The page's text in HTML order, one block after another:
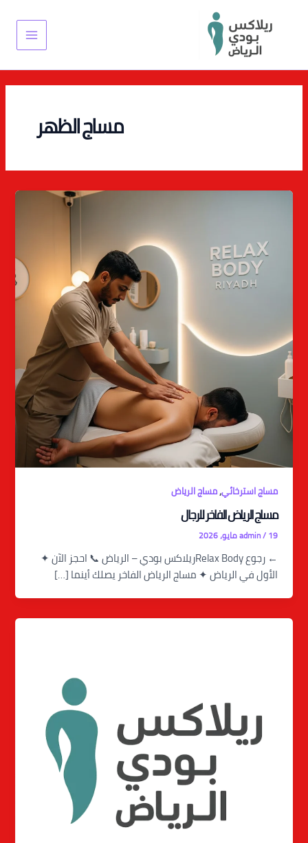
Main
Menu
مساج الظهر
مساج استرخائي,مساج الرياض
مساج الرياض الفاخر للرجال
admin/19 مايو، 2026
← رجوع Relax Bodyريلاكس بودي – الرياض 📞 احجز الآن ✦
الأول في الرياض ✦ مساج الرياض الفاخر يصلك أينما […]